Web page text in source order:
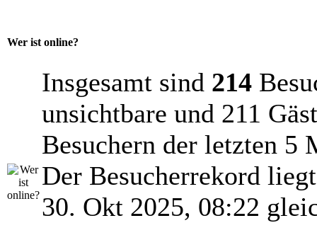
Wer ist online?
Insgesamt sind 214
unsichtbare und 211
Besuchern der letzten 5
Der Besucherrekord
30. Okt 2025, 08:22